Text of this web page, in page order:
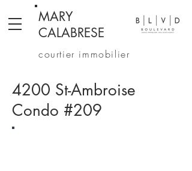
MARY
CALABRESE
courtier immobilier
4200 St-Ambroise
Condo #209